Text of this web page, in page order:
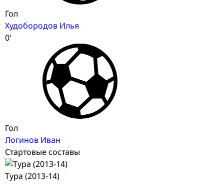
Гол
Худобородов Илья
0'
Гол
Логинов Иван
Стартовые составы
Тура (2013-14)